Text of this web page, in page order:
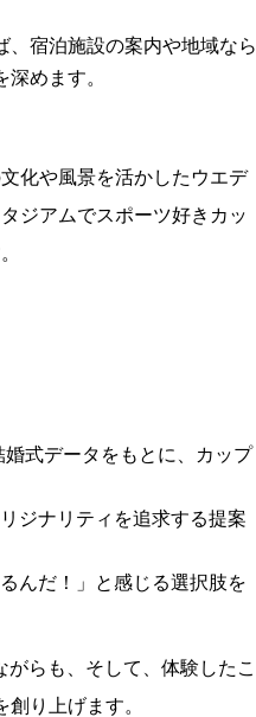
宿泊施設の案内や地域なら
めます。
化や風景を活かしたウエデ
ジアムでスポーツ好きカッ
式データをもとに、カップ
ジナリティを追求する提案
んだ！」と感じる選択肢を
らも、そして、体験したこ
り上げます。